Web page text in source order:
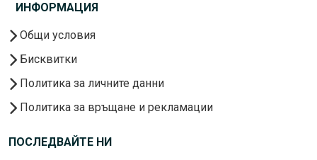
ИНФОРМАЦИЯ
Общи условия
Бисквитки
Политика за личните данни
Политика за връщане и рекламации
ПОСЛЕДВАЙТЕ НИ